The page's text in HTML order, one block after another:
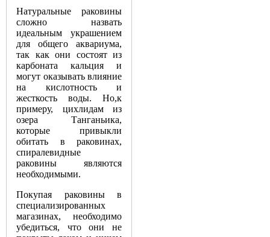
Натуральные раковины
сложно назвать
идеальным украшением
для общего аквариума,
так как они состоят из
карбоната кальция и
могут оказывать влияние
на кислотность и
жесткость воды. Но,к
примеру, цихлидам из
озера Танганьика,
которые привыкли
обитать в раковинах,
спиралевидные
раковины являются
необходимыми.
Покупая раковины в
специализированных
магазинах, необходимо
убедиться, что они не